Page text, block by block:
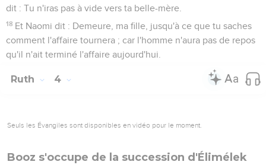
dit : Tu n'iras pas à vide vers ta belle-mère.
18 Et Naomi dit : Demeure, ma fille, jusqu'à ce que tu saches
comment l'affaire tournera ; car l'homme n'aura pas de repos
qu'il n'ait terminé l'affaire aujourd'hui.
Ruth 4
Seuls les Évangiles sont disponibles en vidéo pour le moment.
Booz s'occupe de la succession d'Élimélek